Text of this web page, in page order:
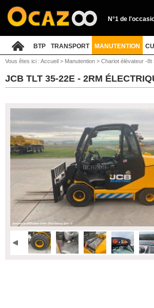
N°1 de
BTP TRANSPORT MANUTENTION
Vous êtes ici : Accueil > Manutention > Chariot élévateur -8t
JCB TLT 35-22E - 2RM